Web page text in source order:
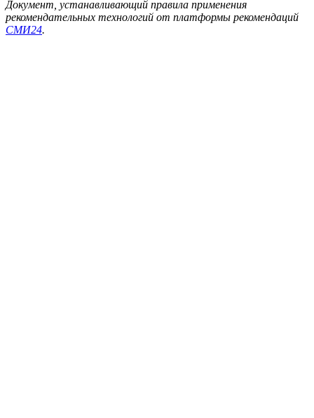
Документ, устанавливающий правила применения
рекомендательных технологий от платформы рекомендаций
СМИ24.